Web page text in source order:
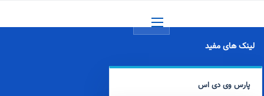
لینک های مفید
پارس وی دی اس